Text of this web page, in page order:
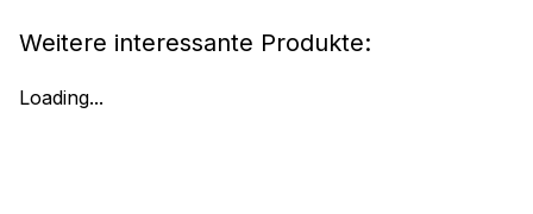
Weitere interessante Produkte:
Loading...